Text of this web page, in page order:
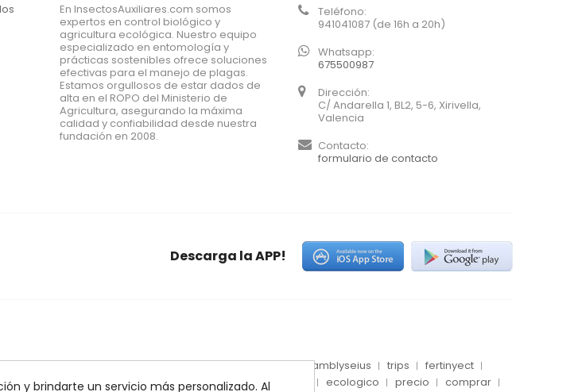
En InsectosAuxiliares.com somos
expertos en control biológico y
agricultura ecológica. Nuestro equipo
especializado en entomología y
prácticas sostenibles ofrece soluciones
efectivas para el manejo de plagas.
Estamos orgullosos de estar dados de
alta en el ROPO del Ministerio de
Agricultura, asegurando la máxima
calidad y confiabilidad desde nuestra
fundación en 2008.
Teléfono:
941041087 (de 16h a 20h)
Whatsapp:
675500987
Dirección:
C/ Andarella 1, BL2, 5-6, Xirivella,
Valencia
Contacto:
formulario de contacto
Descarga la APP!
Econex alcornoques nido agrares conector amblyseius trips
fertinyect
quelato bioline monitoreo mosca blanca ecologico precio comprar
y brindarte un servicio más personalizado. Al